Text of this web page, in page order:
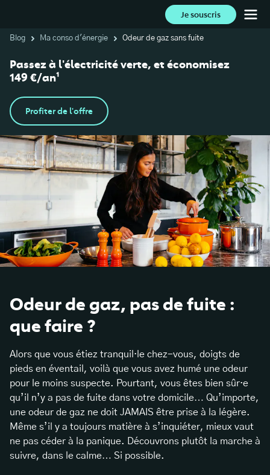
Je souscris
Blog Ma conso d'énergie Odeur de gaz sans fuite
Passez à l'électricité verte, et économisez
149 €/an¹
Profiter de l'offre
Odeur de gaz, pas de fuite :
que faire ?
Alors que vous étiez tranquil·le chez-vous, doigts de
pieds en éventail, voilà que vous avez humé une odeur
pour le moins suspecte. Pourtant, vous êtes bien sûr·e
qu’il n’y a pas de fuite dans votre domicile… Qu’importe,
une odeur de gaz ne doit JAMAIS être prise à la légère.
Même s’il y a toujours matière à s’inquiéter, mieux vaut
ne pas céder à la panique. Découvrons plutôt la marche à
suivre, dans le calme… Si possible.